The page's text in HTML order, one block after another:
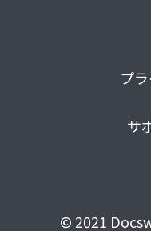
プ
サ
© 2021